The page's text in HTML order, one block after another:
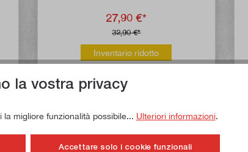
27,90 €*
32,90 €*
Inventario ridotto
la vostra privacy
migliore funzionalità possibile... Ulteriori informazioni.
Accettare solo i cookie funzionali